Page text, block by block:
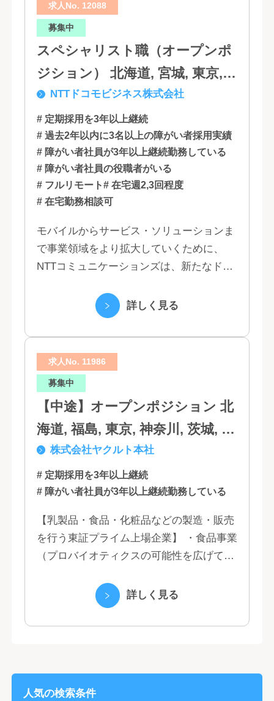
求人No. 12088
募集中
スペシャリスト職（オープンポ
ジション） 北海道, 宮城, 東京,
石川, 愛知, 大阪, 広島, 香川, 福岡
NTTドコモビジネス株式会社
# 定期採用を3年以上継続
# 過去2年以内に3名以上の障がい者採用実績
# 障がい者社員が3年以上継続勤務している
# 障がい者社員の役職者がいる
# フルリモート# 在宅週2,3回程度
# 在宅勤務相談可
モバイルからサービス・ソリューションま
で事業領域をより拡大していくために、
NTTコミュニケーションズは、新たなドコ
たちは、クラウド、ネットワーク、セキュ
リティといっ...
詳しく見る
求人No. 11986
募集中
【中途】オープンポジション 北
海道, 福島, 東京, 神奈川, 茨城, 静
岡, 大阪, 兵庫, 福岡, 佐賀
株式会社ヤクルト本社
# 定期採用を3年以上継続
# 障がい者社員が3年以上継続勤務している
【乳製品・食品・化粧品などの製造・販売
を行う東証プライム上場企業】 ・食品事業
（プロバイオティクスの可能性を広げてい
る優れた機能性飲料） ・国際事業（40の
詳しく見る
人気の検索条件